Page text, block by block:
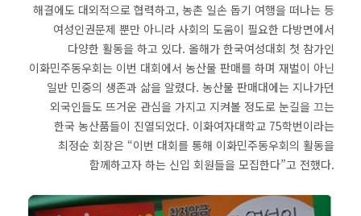
해결에도 대외적으로 협력하고, 농촌 일손 돕기 여행을 떠나는 등
여성인권문제 뿐만 아니라 사회의 도움이 필요한 다방면에서
다양한 활동을 하고 있다. 올해가 한국여성대회 첫 참가인
이화민주동우회는 이번 대회에서 농산물 판매를 하며 재벌이 아닌
일반 민중의 생존과 삶을 알렸다. 농산물 판매대에는 지나가던
외국인들도 뜨거운 관심을 가지고 지켜볼 정도로 눈길을 끄는
한국 농산품들이 진열되었다. 이화여자대학교 75학번이라는
최정순 회장은 “이번 대회를 통해 이화민주동우회의 활동을
함께하고자 하는 신입 회원들을 모집한다”고 전했다.